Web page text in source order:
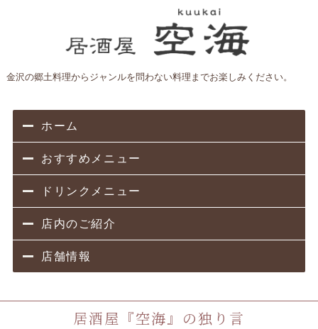
金沢の郷土料理からジャンルを問わない料理までお楽しみください。
ホーム
おすすめメニュー
ドリンクメニュー
店内のご紹介
店舗情報
居酒屋『空海』の独り言